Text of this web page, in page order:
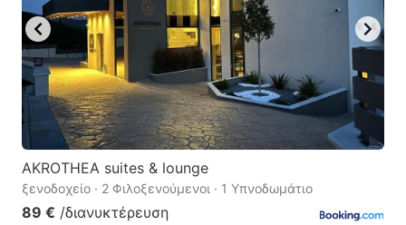
AKROTHEA suites & lounge
ξενοδοχείο · 2 Φιλοξενούμενοι · 1 Υπνοδωμάτιο
89 € /διανυκτέρευση